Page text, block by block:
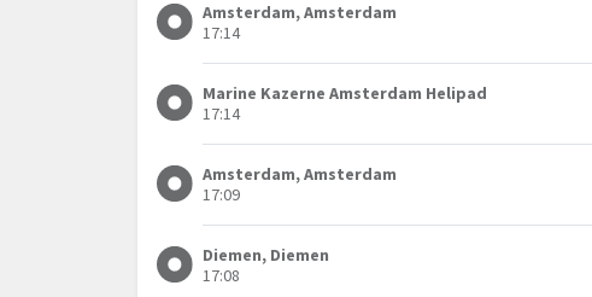
Amsterdam, Amsterdam
17:14
Marine Kazerne Amsterdam Helipad
17:14
Amsterdam, Amsterdam
17:09
Diemen, Diemen
17:08